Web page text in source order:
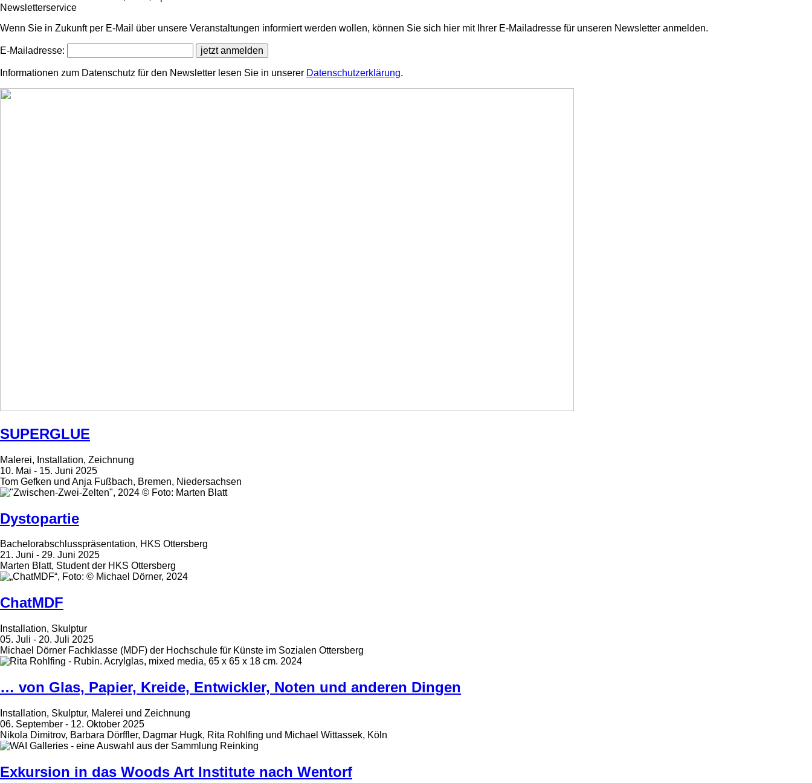
Newsletterservice
Wenn Sie in Zukunft per E-Mail über unsere Veranstaltungen informiert werden wollen, können Sie sich hier mit Ihrer E-Mailadresse für unseren Newsletter anmelden.
E-Mailadresse:
Informationen zum Datenschutz für den Newsletter lesen Sie in unserer Datenschutzerklärung.
SUPERGLUE
Malerei, Installation, Zeichnung
10. Mai - 15. Juni 2025
Tom Gefken und Anja Fußbach, Bremen, Niedersachsen
Dystopartie
Bachelorabschlusspräsentation, HKS Ottersberg
21. Juni - 29. Juni 2025
Marten Blatt, Student der HKS Ottersberg
ChatMDF
Installation, Skulptur
05. Juli - 20. Juli 2025
Michael Dörner Fachklasse (MDF) der Hochschule für Künste im Sozialen Ottersberg
… von Glas, Papier, Kreide, Entwickler, Noten und anderen Dingen
Installation, Skulptur, Malerei und Zeichnung
06. September - 12. Oktober 2025
Nikola Dimitrov, Barbara Dörffler, Dagmar Hugk, Rita Rohlfing und Michael Wittassek, Köln
Exkursion in das Woods Art Institute nach Wentorf